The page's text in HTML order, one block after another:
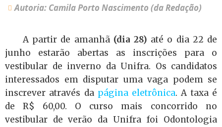
Autoria: Camila Porto Nascimento (da Redação)
A partir de amanhã (dia 28) até o dia 22 de
junho estarão abertas as inscrições para o
vestibular de inverno da Unifra. Os candidatos
interessados em disputar uma vaga podem se
inscrever através da página eletrônica. A taxa é
de R$ 60,00. O curso mais concorrido no
vestibular de verão da Unifra foi Odontologia